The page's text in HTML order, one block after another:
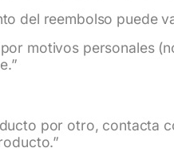
del reembolso puede
motivos personales
por otro, contacta